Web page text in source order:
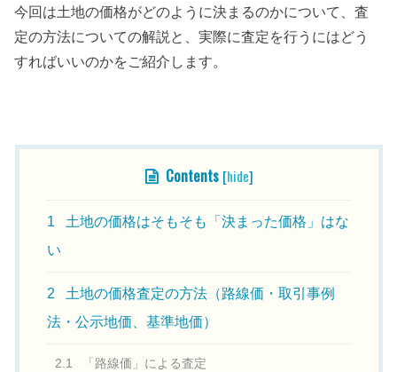
今回は土地の価格がどのように決まるのかについて、査
定の方法についての解説と、実際に査定を行うにはどう
すればいいのかをご紹介します。
Contents [hide]
1
土地の価格はそもそも「決まった価格」はな
い
2
土地の価格査定の方法（路線価・取引事例
法・公示地価、基準地価）
2.1 「路線価」による査定